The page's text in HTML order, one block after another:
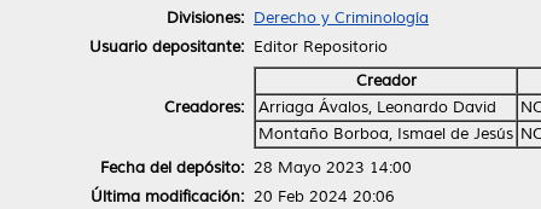
Divisiones: Derecho y Criminología
Usuario depositante: Editor Repositorio
Creadores:
Creador
Arriaga Ávalos, Leonardo David
Montaño Borboa, Ismael de Jesús
Fecha del depósito: 28 Mayo 2023 14:00
Última modificación: 20 Feb 2024 20:06